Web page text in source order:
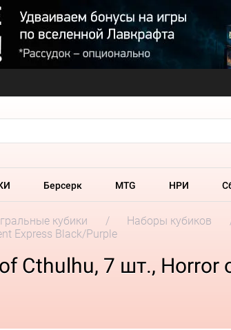
Берсерк MTG НРИ
кубики
Наборы кубиков
Express Black/Purple
Cthulhu, 7 шт., Horror